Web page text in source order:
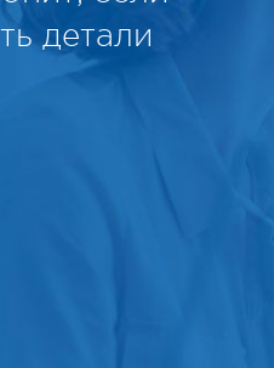
детали